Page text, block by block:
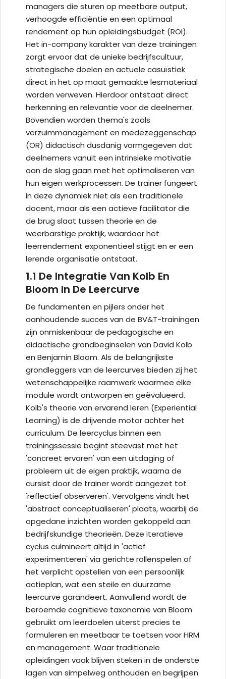
managers die sturen op meetbare output,
verhoogde efficiëntie en een optimaal
rendement op hun opleidingsbudget (ROI).
Het in-company karakter van deze trainingen
zorgt ervoor dat de unieke bedrijfscultuur,
strategische doelen en actuele casuïstiek
direct in het op maat gemaakte lesmateriaal
worden verweven. Hierdoor ontstaat direct
herkenning en relevantie voor de deelnemer.
Bovendien worden thema's zoals
verzuimmanagement en medezeggenschap
(OR) didactisch dusdanig vormgegeven dat
deelnemers vanuit een intrinsieke motivatie
aan de slag gaan met het optimaliseren van
hun eigen werkprocessen. De trainer fungeert
in deze dynamiek niet als een traditionele
docent, maar als een actieve facilitator die
de brug slaat tussen theorie en de
weerbarstige praktijk, waardoor het
leerrendement exponentieel stijgt en er een
lerende organisatie ontstaat.
1.1 De Integratie Van Kolb En
Bloom In De Leercurve
De fundamenten en pijlers onder het
aanhoudende succes van de BV&T-trainingen
zijn onmiskenbaar de pedagogische en
didactische grondbeginselen van David Kolb
en Benjamin Bloom. Als de belangrijkste
grondleggers van de leercurves bieden zij het
wetenschappelijke raamwerk waarmee elke
module wordt ontworpen en geëvalueerd.
Kolb's theorie van ervarend leren (Experiential
Learning) is de drijvende motor achter het
curriculum. De leercyclus binnen een
trainingssessie begint steevast met het
'concreet ervaren' van een uitdaging of
probleem uit de eigen praktijk, waarna de
cursist door de trainer wordt aangezet tot
'reflectief observeren'. Vervolgens vindt het
'abstract conceptualiseren' plaats, waarbij de
opgedane inzichten worden gekoppeld aan
bedrijfskundige theorieën. Deze iteratieve
cyclus culmineert altijd in 'actief
experimenteren' via gerichte rollenspelen of
het verplicht opstellen van een persoonlijk
actieplan, wat een steile en duurzame
leercurve garandeert. Aanvullend wordt de
beroemde cognitieve taxonomie van Bloom
gebruikt om leerdoelen uiterst precies te
formuleren en meetbaar te toetsen voor HRM
en management. Waar traditionele
opleidingen vaak blijven steken in de onderste
lagen van simpelweg onthouden en begrijpen